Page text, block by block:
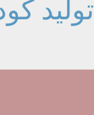
تولید